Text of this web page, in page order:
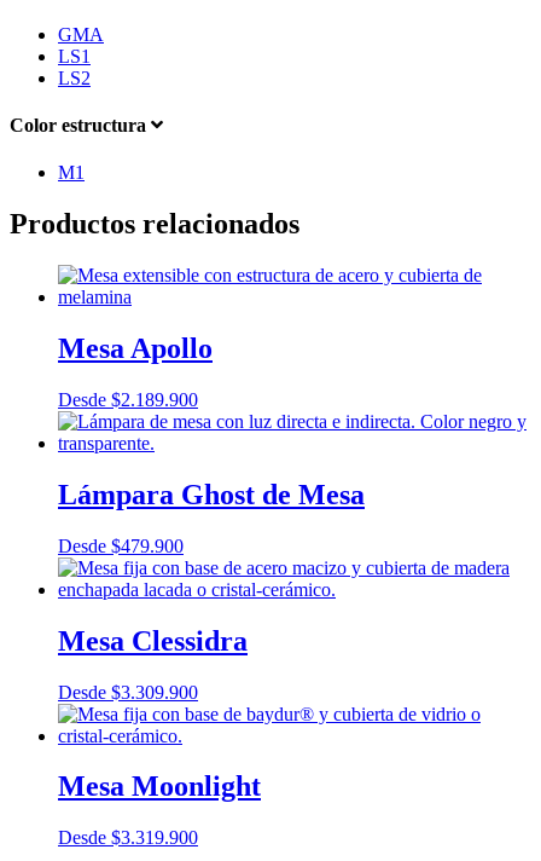
GMA
LS1
LS2
Color estructura
M1
Productos relacionados
Mesa Apollo
Desde $2.189.900
Lámpara Ghost de Mesa
Desde $479.900
Mesa Clessidra
Desde $3.309.900
Mesa Moonlight
Desde $3.319.900